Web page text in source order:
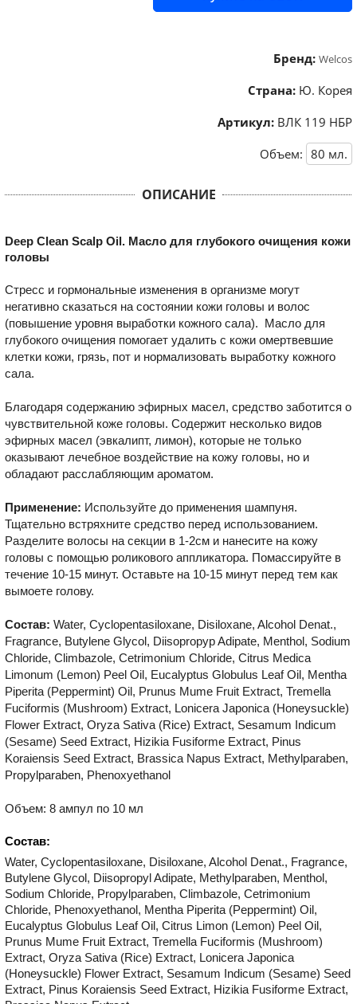
Бренд: Welcos
Страна: Ю. Корея
Артикул: ВЛК 119 НБР
Объем: 80 мл.
ОПИСАНИЕ
Deep Clean Scalp Oil. Масло для глубокого очищения кожи
головы
Стресс и гормональные изменения в организме могут
негативно сказаться на состоянии кожи головы и волос
(повышение уровня выработки кожного сала). Масло для
глубокого очищения помогает удалить с кожи омертвевшие
клетки кожи, грязь, пот и нормализовать выработку кожного
сала.
Благодаря содержанию эфирных масел, средство заботится о
чувствительной коже головы. Содержит несколько видов
эфирных масел (эвкалипт, лимон), которые не только
оказывают лечебное воздействие на кожу головы, но и
обладают расслабляющим ароматом.
Применение: Используйте до применения шампуня.
Тщательно встряхните средство перед использованием.
Разделите волосы на секции в 1-2см и нанесите на кожу
головы с помощью роликового аппликатора. Помассируйте в
течение 10-15 минут. Оставьте на 10-15 минут перед тем как
вымоете голову.
Состав: Water, Cyclopentasiloxane, Disiloxane, Alcohol Denat.,
Fragrance, Butylene Glycol, Diisopropyp Adipate, Menthol, Sodium
Chloride, Climbazole, Cetrimonium Chloride, Citrus Medica
Limonum (Lemon) Peel Oil, Eucalyptus Globulus Leaf Oil, Mentha
Piperita (Peppermint) Oil, Prunus Mume Fruit Extract, Tremella
Fuciformis (Mushroom) Extract, Lonicera Japonica (Honeysuckle)
Flower Extract, Oryza Sativa (Rice) Extract, Sesamum Indicum
(Sesame) Seed Extract, Hizikia Fusiforme Extract, Pinus
Koraiensis Seed Extract, Brassica Napus Extract, Methylparaben,
Propylparaben, Phenoxyethanol
Объем: 8 ампул по 10 мл
Состав:
Water, Cyclopentasiloxane, Disiloxane, Alcohol Denat., Fragrance,
Butylene Glycol, Diisopropyl Adipate, Methylparaben, Menthol,
Sodium Chloride, Propylparaben, Climbazole, Cetrimonium
Chloride, Phenoxyethanol, Mentha Piperita (Peppermint) Oil,
Eucalyptus Globulus Leaf Oil, Citrus Limon (Lemon) Peel Oil,
Prunus Mume Fruit Extract, Tremella Fuciformis (Mushroom)
Extract, Oryza Sativa (Rice) Extract, Lonicera Japonica
(Honeysuckle) Flower Extract, Sesamum Indicum (Sesame) Seed
Extract, Pinus Koraiensis Seed Extract, Hizikia Fusiforme Extract,